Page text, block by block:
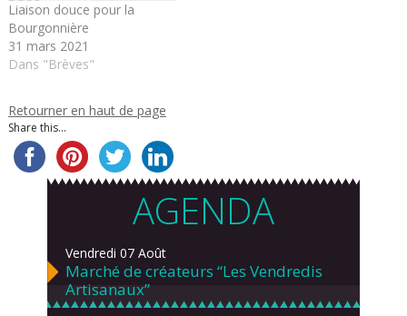
Liaison douce pour la
Bourgonnière
31 mars 2021
Dans "Brèves"
Retourner en haut de page
Share this...
AGENDA
Vendredi 07 Août
Marché de créateurs “Les Vendredis
Artisanaux”